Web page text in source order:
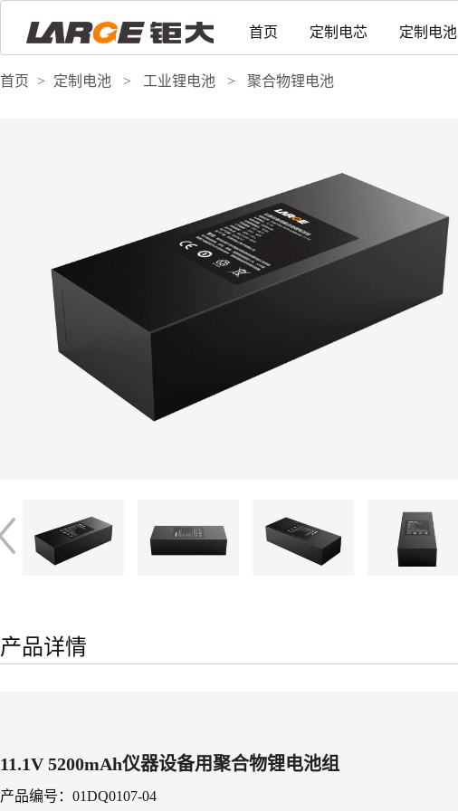
首页 定制电芯 定制电池
首页 > 定制电池 > 工业锂电池 > 聚合物锂电池
产品详情
11.1V 5200mAh仪器设备用聚合物锂电池组
产品编号：01DQ0107-04